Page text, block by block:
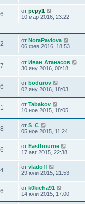
от pepy1
10 мар 2016, 23:22
от NoraPavlova
06 фев 2016, 18:53
от Иван Атанасов
30 яну 2016, 00:18
от bodurov
02 яну 2016, 18:03
от Tabakov
10 ное 2015, 18:05
от S_C
05 ное 2015, 11:24
от Eastbourne
17 авг 2015, 22:38
от vladoff
29 юли 2015, 21:53
от k0kicha91
14 юли 2015, 17:00